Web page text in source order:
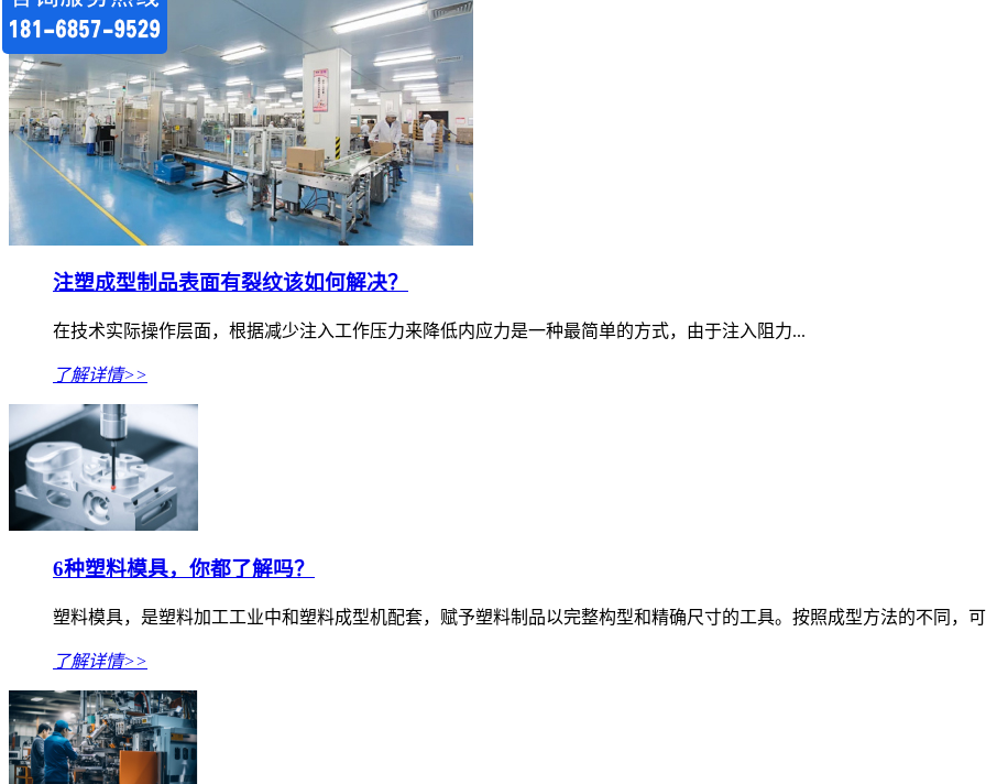
注塑成型制品表面有裂纹该如何解决？
在技术实际操作层面，根据减少注入工作压力来降低内应力是一种最简单的方式，由于注入阻力...
了解详情>>
6种塑料模具，你都了解吗？
塑料模具，是塑料加工工业中和塑料成型机配套，赋予塑料制品以完整构型和精确尺寸的工具。按照成型方法的不同，
了解详情>>